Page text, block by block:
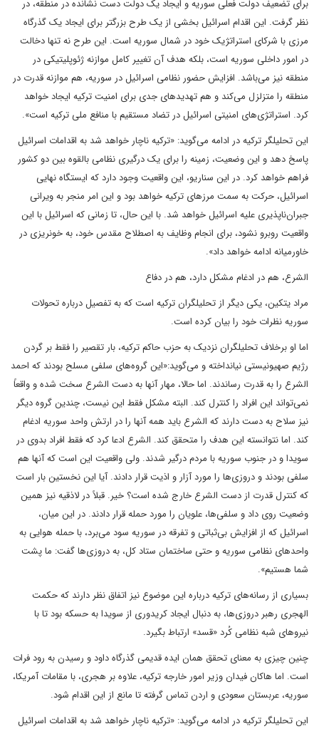
برای تضعیف دولت فعلی سوریه و ایجاد یک دولت دست نشانده در منطقه، در
نظر گرفت. این اقدام اسرائیل بخشی از یک طرح بزرگتر برای ایجاد یک گذرگاه
مرزی با شرکای استراتژیک خود در شمال سوریه است. این طرح نه تنها دخالت
در امور داخلی سوریه است، بلکه هدف آن تغییر کامل موازنه ژئوپلیتیکی در
منطقه نیز می‌باشد. افزایش حضور نظامی اسرائیل در سوریه، هم موازنه قدرت در
منطقه را متزلزل می‌کند و هم تهدیدهای جدی برای امنیت ترکیه ایجاد خواهد
کرد. استراتژی‌های امنیتی اسرائیل در تضاد مستقیم با منافع ملی ترکیه است».
این تحلیلگر ترکیه در ادامه می‌گوید: «ترکیه ناچار خواهد شد به اقدامات اسرائیل
پاسخ دهد و این وضعیت، زمینه را برای یک درگیری نظامی بالقوه بین دو کشور
فراهم خواهد کرد. در این سناریو، این واقعیت وجود دارد که ایستگاه نهایی
اسرائیل، حرکت به سمت مرزهای ترکیه خواهد بود و این امر منجر به ویرانی
جبران‌ناپذیری علیه اسرائیل خواهد شد. با این حال، تا زمانی که اسرائیل با این
واقعیت روبرو نشود، برای انجام وظایف به اصطلاح مقدس خود، به خونریزی در
خاورمیانه ادامه خواهد داد».
الشرع، هم در ادغام مشکل دارد، هم در دفاع
مراد یتکین، یکی دیگر از تحلیلگران ترکیه است که به تفصیل درباره تحولات
سوریه نظرات خود را بیان کرده است.
اما او برخلاف تحلیلگران نزدیک به حزب حاکم ترکیه، بار تقصیر را فقط بر گردن
رژیم صهیونیستی نیانداخته و می‌گوید:«این گروه‌های سلفی مسلح بودند که احمد
الشرع را به قدرت رساندند. اما حالا، مهار آنها به دست الشرع سخت شده و واقعاً
نمی‌تواند این افراد را کنترل کند. البته مشکل فقط این نیست، چندین گروه دیگر
نیز سلاح به دست دارند که الشرع باید همه آنها را در ارتش واحد سوریه ادغام
کند. اما نتوانسته این هدف را متحقق کند. الشرع ادعا کرد که فقط افراد بدوی در
سویدا و در جنوب سوریه با مردم درگیر شدند. ولی واقعیت این است که آنها هم
سلفی بودند و دروزی‌ها را مورد آزار و اذیت قرار دادند. آیا این نخستین بار است
که کنترل قدرت از دست الشرع خارج شده است؟ خیر. قبلاً در لاذقیه نیز همین
وضعیت روی داد و سلفی‌ها، علویان را مورد حمله قرار دادند. در این میان،
اسرائیل که از افزایش بی‌ثباتی و تفرقه در سوریه سود می‌برد، با حمله هوایی به
واحدهای نظامی سوریه و حتی ساختمان ستاد کل، به دروزی‌ها گفت: ما پشت
شما هستیم».
بسیاری از رسانه‌های ترکیه درباره این موضوع نیز اتفاق نظر دارند که حکمت
الهجری رهبر دروزی‌ها، به دنبال ایجاد کریدوری از سویدا به حسکه بود تا با
نیروهای شبه نظامی کُرد «قسد» ارتباط بگیرد.
چنین چیزی به معنای تحقق همان ایده قدیمی گذرگاه داود و رسیدن به رود فرات
است. اما هاکان فیدان وزیر امور خارجه ترکیه، علاوه بر هجری، با مقامات آمریکا،
سوریه، عربستان سعودی و اردن تماس گرفته تا مانع از این اقدام شود.
این تحلیلگر ترکیه در ادامه می‌گوید: «ترکیه ناچار خواهد شد به اقدامات اسرائیل